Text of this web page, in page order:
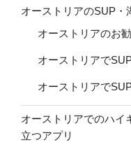
オーストリアのSUP・
オーストリアのお
オーストリアで
オーストリアで
オーストリアでのハイ
立つアプリ